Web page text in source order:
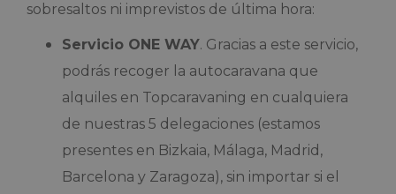
sobresaltos ni imprevistos de última hora:
Servicio ONE WAY. Gracias a este servicio,
podrás recoger la autocaravana que
alquiles en Topcaravaning en cualquiera
de nuestras 5 delegaciones (estamos
presentes en Bizkaia, Málaga, Madrid,
Barcelona y Zaragoza), sin importar si el